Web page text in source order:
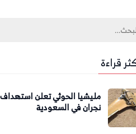
قراءة
مليشيا الحوثي تعلن
نجران في السعودية